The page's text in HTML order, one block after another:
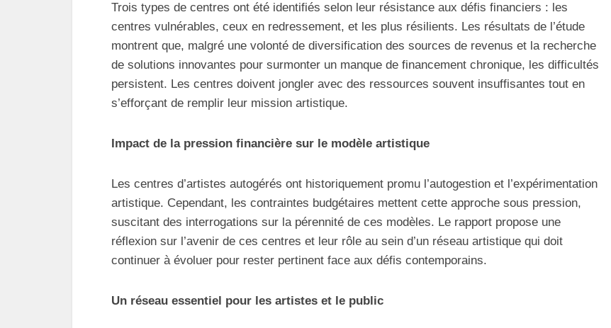
Trois types de centres ont été identifiés selon leur résistance aux défis financiers : les
centres vulnérables, ceux en redressement, et les plus résilients. Les résultats de l’étude
montrent que, malgré une volonté de diversification des sources de revenus et la recherche
de solutions innovantes pour surmonter un manque de financement chronique, les difficultés
persistent. Les centres doivent jongler avec des ressources souvent insuffisantes tout en
s’efforçant de remplir leur mission artistique.
Impact de la pression financière sur le modèle artistique
Les centres d’artistes autogérés ont historiquement promu l’autogestion et l’expérimentation
artistique. Cependant, les contraintes budgétaires mettent cette approche sous pression,
suscitant des interrogations sur la pérennité de ces modèles. Le rapport propose une
réflexion sur l’avenir de ces centres et leur rôle au sein d’un réseau artistique qui doit
continuer à évoluer pour rester pertinent face aux défis contemporains.
Un réseau essentiel pour les artistes et le public